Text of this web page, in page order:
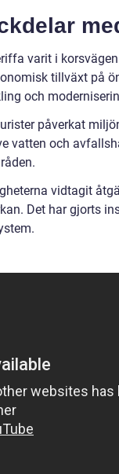
varit i
tillväxt på
och
påverkat
vatten och
vidtagit
Det har gjorts